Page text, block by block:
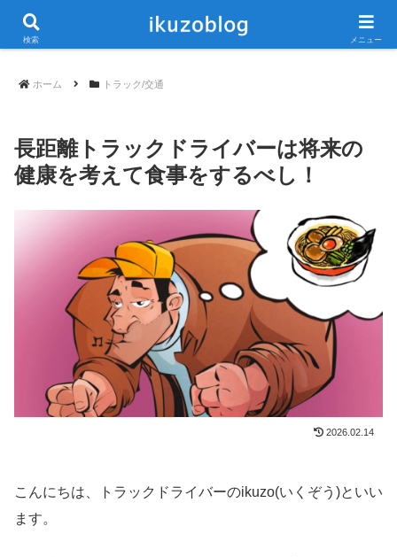
当ブログは広告が含まれています
ホーム トラック/交通
長距離トラックドライバーは将来の
健康を考えて食事をするべし！
2026.02.14
こんにちは、トラックドライバーのikuzo(いくぞう)といい
ます。
検索 メニュー